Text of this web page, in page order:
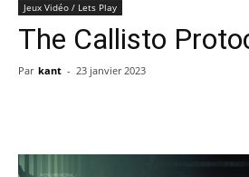
Jeux Vidéo / Lets Play
The Callisto
Par kant - 23 janvier 2023